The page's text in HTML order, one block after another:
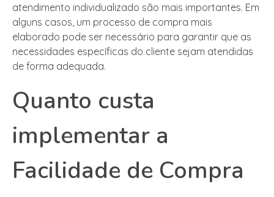
atendimento individualizado são mais importantes. Em
alguns casos, um processo de compra mais
elaborado pode ser necessário para garantir que as
necessidades específicas do cliente sejam atendidas
de forma adequada.
Quanto custa
implementar a
Facilidade de Compra